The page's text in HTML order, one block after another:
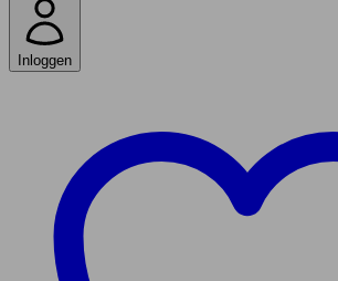
Inloggen